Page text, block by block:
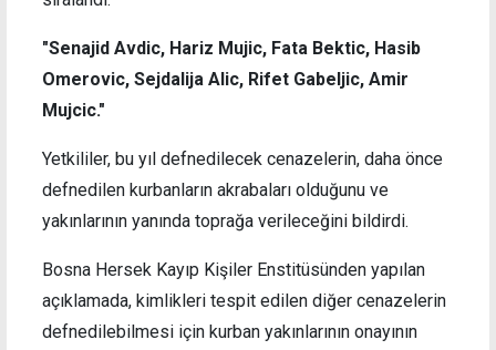
"Senajid Avdic, Hariz Mujic, Fata Bektic, Hasib
Omerovic, Sejdalija Alic, Rifet Gabeljic, Amir
Mujcic."
Yetkililer, bu yıl defnedilecek cenazelerin, daha önce
defnedilen kurbanların akrabaları olduğunu ve
yakınlarının yanında toprağa verileceğini bildirdi.
Bosna Hersek Kayıp Kişiler Enstitüsünden yapılan
açıklamada, kimlikleri tespit edilen diğer cenazelerin
defnedilebilmesi için kurban yakınlarının onayının